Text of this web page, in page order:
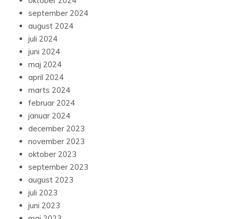
september 2024
august 2024
juli 2024
juni 2024
maj 2024
april 2024
marts 2024
februar 2024
januar 2024
december 2023
november 2023
oktober 2023
september 2023
august 2023
juli 2023
juni 2023